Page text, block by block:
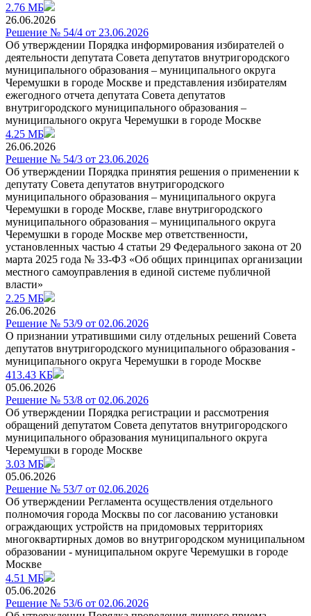
2.76 МБ
26.06.2026
Решение № 54/4 от 23.06.2026
Об утверждении Порядка информирования избирателей о
деятельности депутата Совета депутатов внутригородского
муниципального образования – муниципального округа
Черемушки в городе Москве и представления избирателям
ежегодного отчета депутата Совета депутатов
внутригородского муниципального образования –
муниципального округа Черемушки в городе Москве
4.25 МБ
26.06.2026
Решение № 54/3 от 23.06.2026
Об утверждении Порядка принятия решения о применении к
депутату Совета депутатов внутригородского
муниципального образования – муниципального округа
Черемушки в городе Москве, главе внутригородского
муниципального образования – муниципального округа
Черемушки в городе Москве мер ответственности,
установленных частью 4 статьи 29 Федерального закона от 20
марта 2025 года № 33-ФЗ «Об общих принципах организации
местного самоуправления в единой системе публичной
власти»
2.25 МБ
26.06.2026
Решение № 53/9 от 02.06.2026
О признании утратившими силу отдельных решений Совета
депутатов внутригородского муниципального образования -
муниципального округа Черемушки в городе Москве
413.43 КБ
05.06.2026
Решение № 53/8 от 02.06.2026
Об утверждении Порядка регистрации и рассмотрения
обращений депутатом Совета депутатов внутригородского
муниципального образования муниципального округа
Черемушки в городе Москве
3.03 МБ
05.06.2026
Решение № 53/7 от 02.06.2026
Об утверждении Регламента осуществления отдельного
полномочия города Москвы по cor ласованию установки
ограждающих устройств на придомовых территориях
многоквартирных домов во внутригородском муниципальном
образовании - муниципальном округе Черемушки в городе
Москве
4.51 МБ
05.06.2026
Решение № 53/6 от 02.06.2026